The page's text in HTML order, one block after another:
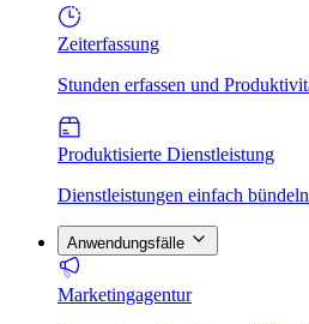
Zeiterfassung
Stunden erfassen und
Produktisierte Dienstleistung
Dienstleistungen einfach
Anwendungsfälle
Marketingagentur